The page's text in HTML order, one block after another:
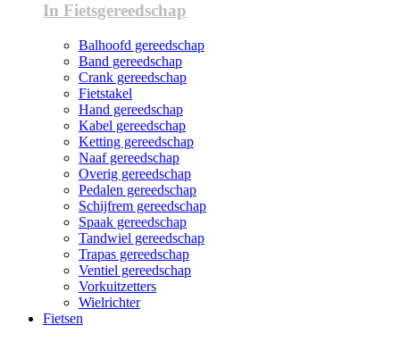
In Fietsgereedschap
Balhoofd gereedschap
Band gereedschap
Crank gereedschap
Fietstakel
Hand gereedschap
Kabel gereedschap
Ketting gereedschap
Naaf gereedschap
Overig gereedschap
Pedalen gereedschap
Schijfrem gereedschap
Spaak gereedschap
Tandwiel gereedschap
Trapas gereedschap
Ventiel gereedschap
Vorkuitzetters
Wielrichter
Fietsen